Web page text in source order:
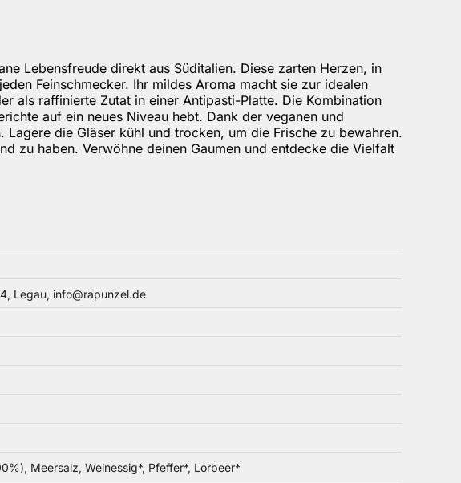
Lebensfreude direkt aus Süditalien. Diese zarten Herzen, in
Feinschmecker. Ihr mildes Aroma macht sie zur idealen
als raffinierte Zutat in einer Antipasti-Platte. Die Kombination
auf ein neues Niveau hebt. Dank der veganen und
die Gläser kühl und trocken, um die Frische zu bewahren.
zu haben. Verwöhne deinen Gaumen und entdecke die Vielfalt
Legau, info@rapunzel.de
Meersalz, Weinessig*, Pfeffer*, Lorbeer*